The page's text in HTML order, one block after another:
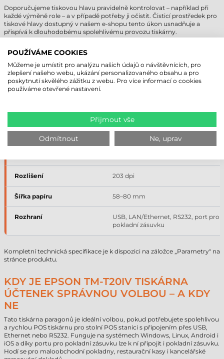
Doporučujeme tiskovou hlavu pravidelně kontrolovat – například při
každé výměně role – a v případě potřeby ji očistit. Čisticí prostředek pro
tiskové hlavy dostupný v našem e-shopu tento úkon usnadňuje a
přispívá k dlouhodobému spolehlivému provozu tiskárny.
EPSON TM-T20IV – HLAVNÍ TECHNICKÉ
PARAMETRY
Provedení stolní
Technologie tisku přímý termální tisk
Rozlišení 203 dpi
Šířka papíru 58–80 mm
Rozhraní
USB, LAN/Ethernet, RS232, port pro
pokladní zásuvku
Kompletní technická specifikace je k dispozici na záložce „Parametry" na
stránce produktu.
KDY JE EPSON TM-T20IV TISKÁRNA
ÚČTENEK SPRÁVNOU VOLBOU – A KDY
NE
Tato tiskárna paragonů je ideální volbou, pokud potřebujete spolehlivou
a rychlou POS tiskárnu pro stolní POS stanici s připojením přes USB,
Ethernet nebo RS232. Funguje na systémech Windows, Linux, Android i
iOS a díky portu pro pokladní zásuvku lze k ní připojit i pokladní zásuvku.
Hodí se pro maloobchodní pokladny, restaurační kasy i kancelářské
POUŽÍVÁME COOKIES
Můžeme je umístit pro analýzu našich údajů o návštěvnících, pro
zlepšení našeho webu, ukázání personalizovaného obsahu a pro
poskytnutí skvělého zážitku z webu. Pro více informací o cookies
používáme otevřené nastavení.
Přijmout vše
Odmítnout Ne, uprav